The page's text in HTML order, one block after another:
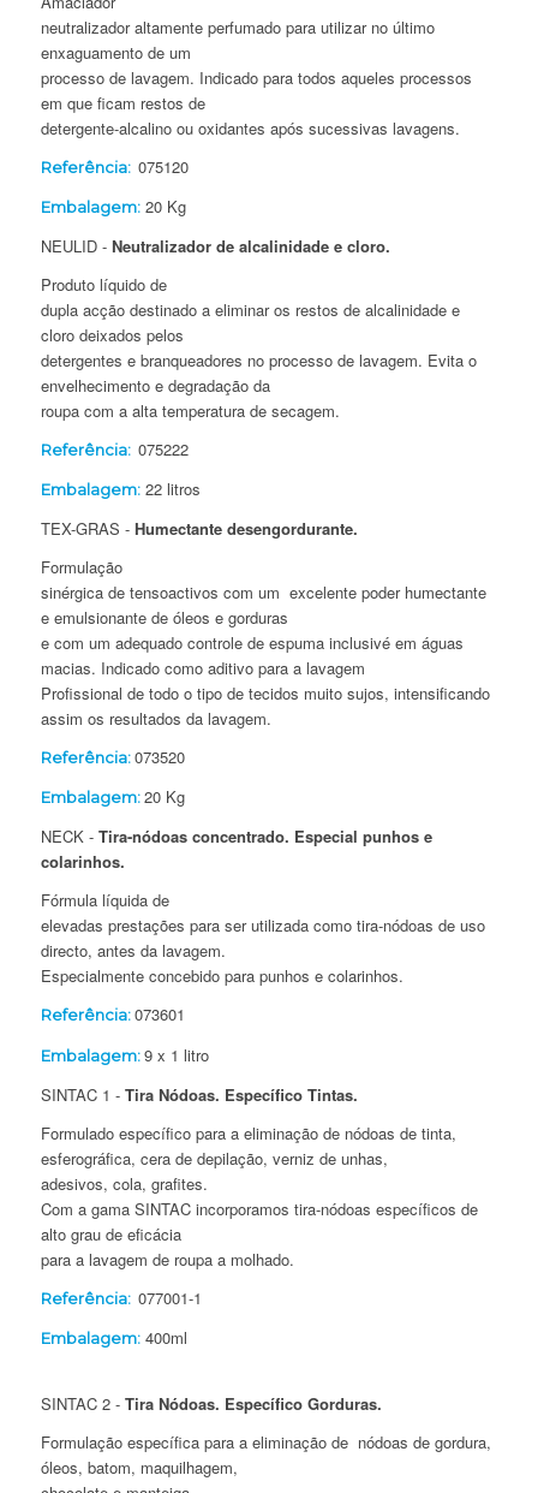
neutralizador altamente perfumado para utilizar no último
enxaguamento de um
processo de lavagem. Indicado para todos aqueles processos
em que ficam restos de
detergente-alcalino ou oxidantes após sucessivas lavagens.
Referência: 075120
Embalagem:20 Kg
NEULID - Neutralizador de alcalinidade e cloro.
Produto líquido de
dupla acção destinado a eliminar os restos de alcalinidade e
cloro deixados pelos
detergentes e branqueadores no processo de lavagem. Evita o
envelhecimento e degradação da
roupa com a alta temperatura de secagem.
Referência: 075222
Embalagem:22 litros
TEX-GRAS - Humectante desengordurante.
Formulação
sinérgica de tensoactivos com um excelente poder humectante
e emulsionante de óleos e gorduras
e com um adequado controle de espuma inclusivé em águas
macias. Indicado como aditivo para a lavagem
Profissional de todo o tipo de tecidos muito sujos, intensificando
assim os resultados da lavagem.
Referência:073520
Embalagem:20 Kg
NECK - Tira-nódoas concentrado. Especial punhos e
colarinhos.
Fórmula líquida de
elevadas prestações para ser utilizada como tira-nódoas de uso
directo, antes da lavagem.
Especialmente concebido para punhos e colarinhos.
Referência:073601
Embalagem:9 x 1 litro
SINTAC 1 - Tira Nódoas. Específico Tintas.
Formulado específico para a eliminação de nódoas de tinta,
esferográfica, cera de depilação, verniz de unhas,
adesivos, cola, grafites.
Com a gama SINTAC incorporamos tira-nódoas específicos de
alto grau de eficácia
para a lavagem de roupa a molhado.
Referência: 077001-1
Embalagem:400ml
SINTAC 2 - Tira Nódoas. Específico Gorduras.
Formulação específica para a eliminação de nódoas de gordura,
óleos, batom, maquilhagem,